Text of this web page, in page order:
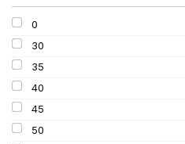
265
275
285
295
305
315
325
0
30
35
40
45
50